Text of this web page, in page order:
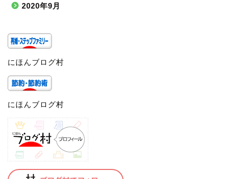
2020年9月
にほんブログ村
にほんブログ村